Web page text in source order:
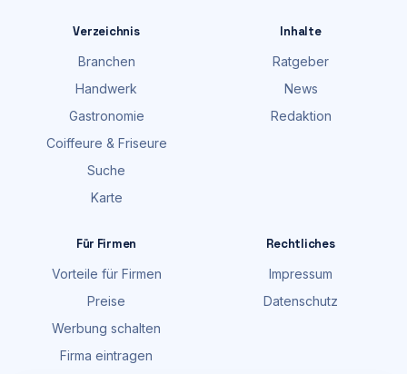
Verzeichnis
Branchen
Handwerk
Gastronomie
Coiffeure & Friseure
Suche
Karte
Inhalte
Ratgeber
News
Redaktion
Für Firmen
Vorteile für Firmen
Preise
Werbung schalten
Firma eintragen
Rechtliches
Impressum
Datenschutz